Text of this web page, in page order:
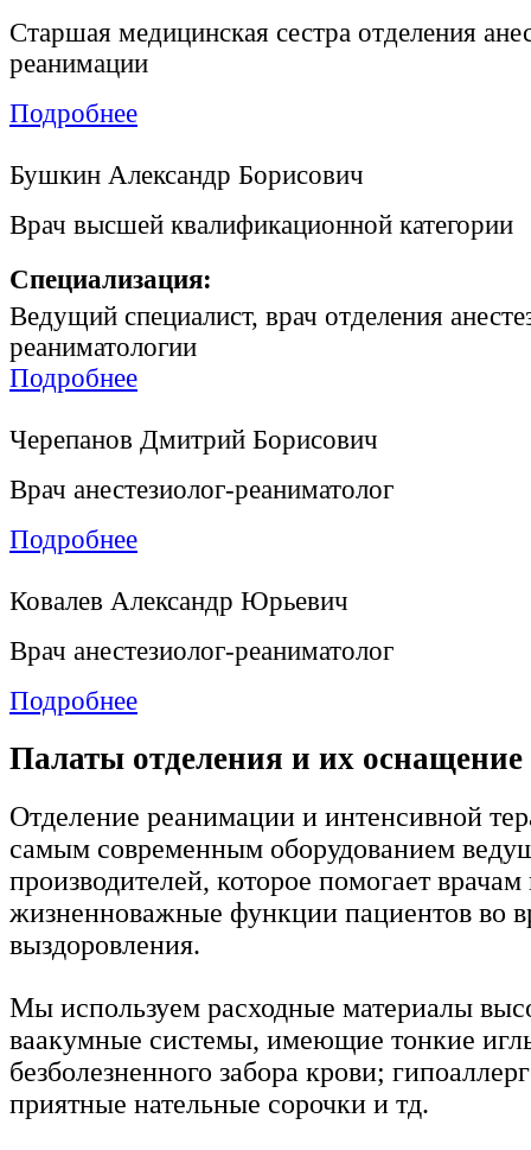
Старшая медицинская сестра отделения
реанимации
Подробнее
Бушкин Александр Борисович
Врач высшей квалификационной категории
Специализация:
Ведущий специалист, врач отделения
реаниматологии
Подробнее
Черепанов Дмитрий Борисович
Врач анестезиолог-реаниматолог
Подробнее
Ковалев Александр Юрьевич
Врач анестезиолог-реаниматолог
Подробнее
Палаты отделения и их оснащение
Отделение реанимации и интенсивной
самым современным оборудованием
производителей, которое помогает
жизненноважные функции пациентов во
выздоровления.
Мы используем расходные материалы
ваакумные системы, имеющие тонкие
безболезненного забора крови;
приятные нательные сорочки и тд.